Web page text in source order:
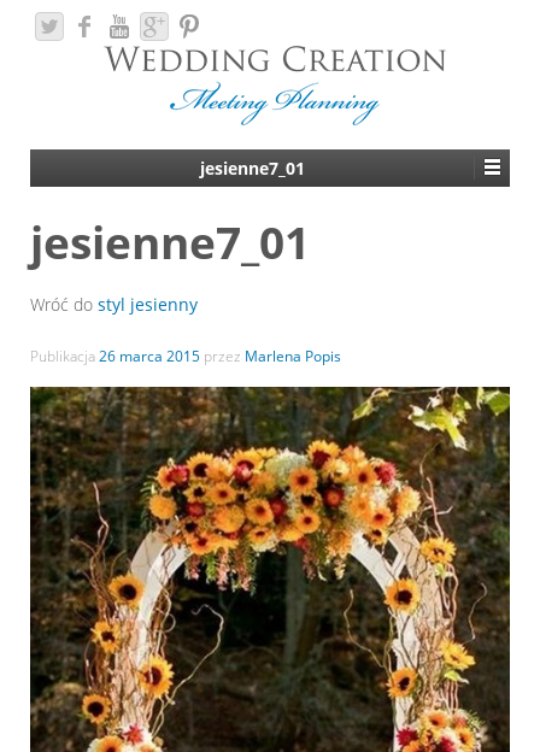
jesienne7_01
jesienne7_01
Wróć do styl jesienny
Publikacja26 marca 2015 przez Marlena Popis